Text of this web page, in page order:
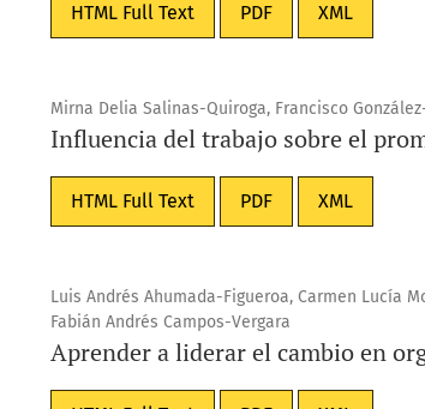
HTML Full Text PDF XML
Mirna Delia Salinas-Quiroga, Francisco
Influencia del trabajo sobre el
HTML Full Text PDF XML
Luis Andrés Ahumada-Figueroa, Carmen Lucía
Fabián Andrés Campos-Vergara
Aprender a liderar el cambio en